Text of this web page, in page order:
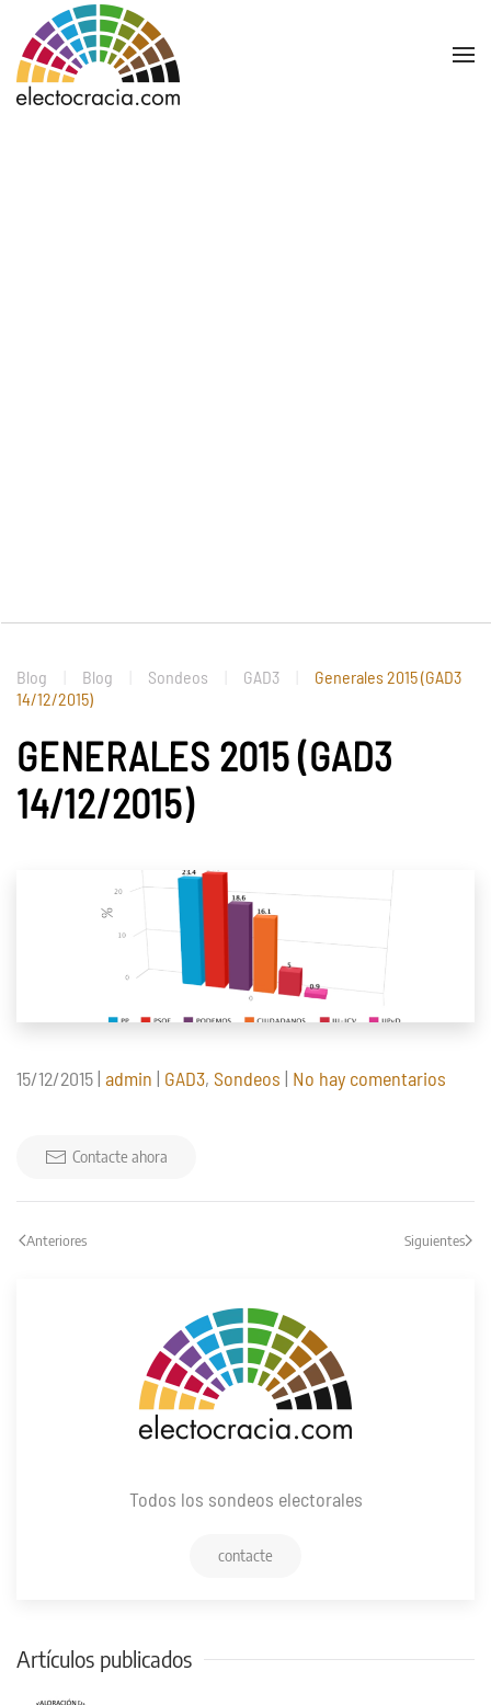
Ir al contenido principal
Blog Blog Sondeos GAD3
Generales 2015 (GAD3
14/12/2015)
GENERALES 2015 (GAD3
14/12/2015)
15/12/2015| admin | GAD3, Sondeos | No hay comentarios
Contacte ahora
Anteriores Siguientes
Todos los sondeos electorales
contacte
Artículos publicados